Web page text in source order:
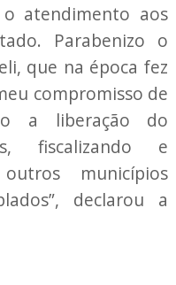
atendimento aos
Parabenizo o
que na época fez
compromisso de
a liberação do
fiscalizando e
municípios
declarou a